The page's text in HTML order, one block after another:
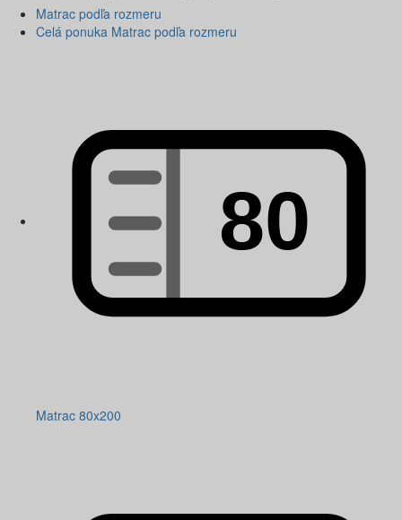
Matrac podľa rozmeru
Celá ponuka Matrac podľa rozmeru
Matrac 80x200